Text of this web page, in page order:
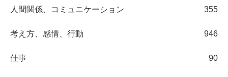
人間関係、コミュニケーション 355
考え方、感情、行動 946
仕事 90